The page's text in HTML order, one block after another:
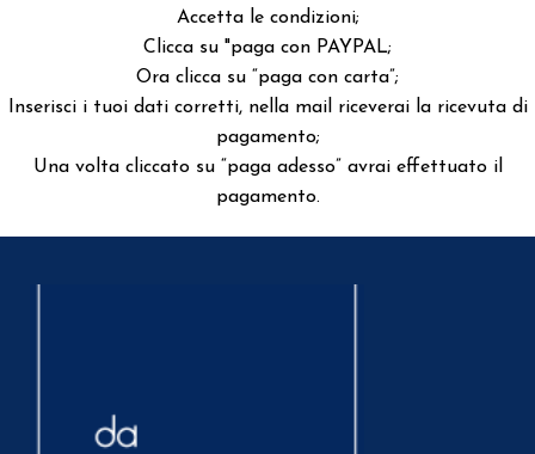
Accetta le condizioni;
Clicca su "paga con PAYPAL;
Ora clicca su “paga con carta”;
Inserisci i tuoi dati corretti, nella mail riceverai la ricevuta di
pagamento;
Una volta cliccato su “paga adesso” avrai effettuato il
pagamento.